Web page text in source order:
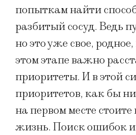
попыткам найти
разбитый сосуд. Ведь
но это уже свое,
этом этапе важно
приоритеты. И в этой
приоритетов, как бы
на первом месте
жизнь. Поиск ошибок и